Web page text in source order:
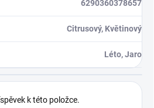
6290360378657
Citrusový, Květinový
Léto, Jaro
k této položce.